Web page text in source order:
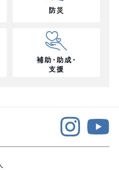
防災
補助･助成･
支援